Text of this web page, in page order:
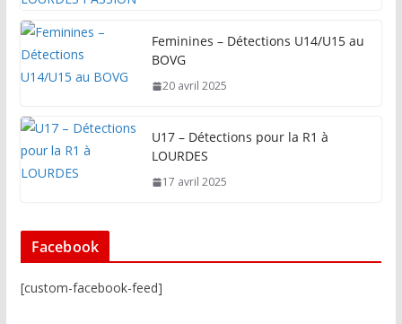
Feminines – Détections U14/U15 au
BOVG
20 avril 2025
U17 – Détections pour la R1 à
LOURDES
17 avril 2025
Facebook
[custom-facebook-feed]